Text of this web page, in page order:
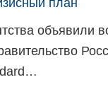
план
объявили